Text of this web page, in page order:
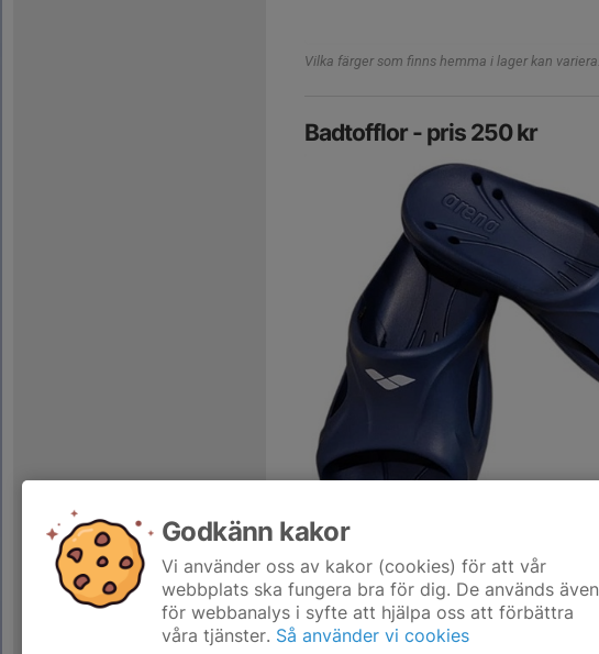
Vilka färger som finns hemma i lager kan variera.
Badtofflor - pris 250 kr
Godkänn kakor
Vi använder oss av kakor (cookies) för att vår
webbplats ska fungera bra för dig. De används även
för webbanalys i syfte att hjälpa oss att förbättra
våra tjänster. Så använder vi cookies